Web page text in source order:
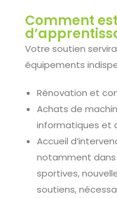
Comment
Votre soutien
équipements
Rénovation et
Achats de
informatiques et
Accueil
notamment
sportives,
soutiens,